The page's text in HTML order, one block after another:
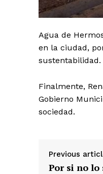
Agua de
en la ciudad,
sustentabilidad.
Finalmente,
Gobierno
sociedad.
Previous
Por si no lo